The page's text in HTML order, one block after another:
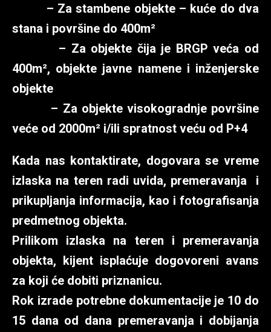
– Za stambene objekte – kuće do dva
stana i površine do 400m²
– Za objekte čija je BRGP veća od
400m², objekte javne namene i inženjerske
objekte
– Za objekte visokogradnje površine
veće od 2000m² i/ili spratnost veću od P+4
Kada nas kontaktirate, dogovara se vreme
izlaska na teren radi uvida, premeravanja i
prikupljanja informacija, kao i fotografisanja
predmetnog objekta.
Prilikom izlaska na teren i premeravanja
objekta, kijent isplaćuje dogovoreni avans
za koji će dobiti priznanicu.
Rok izrade potrebne dokumentacije je 10 do
15 dana od dana premeravanja i dobijanja